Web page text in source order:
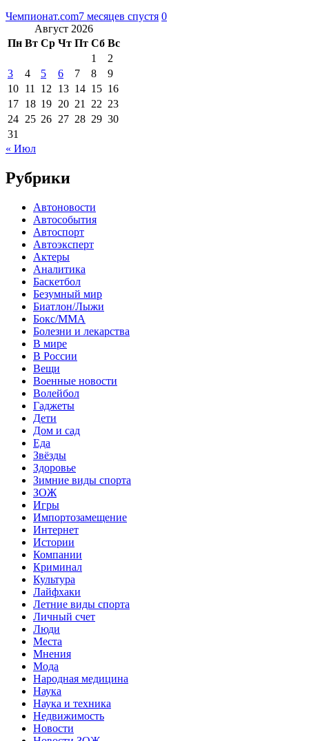
Чемпионат.com7 месяцев спустя 0
Август 2026
Пн Вт Ср Чт Пт Сб Вс
1
2
3
4 5 6 7 8
9
10 11 12 13 14 15 16
17 18 19 20 21 22 23
24 25 26 27 28 29 30
31
« Июл
Рубрики
Автоновости
Автособытия
Автоспорт
Автоэксперт
Актеры
Аналитика
Баскетбол
Безумный мир
Биатлон/Лыжи
Бокс/MMA
Болезни и лекарства
В мире
В России
Вещи
Военные новости
Волейбол
Гаджеты
Дети
Дом и сад
Еда
Звёзды
Здоровье
Зимние виды спорта
ЗОЖ
Игры
Импортозамещение
Интернет
Истории
Компании
Криминал
Культура
Лайфхаки
Летние виды спорта
Личный счет
Люди
Места
Мнения
Мода
Народная медицина
Наука
Наука и техника
Недвижимость
Новости